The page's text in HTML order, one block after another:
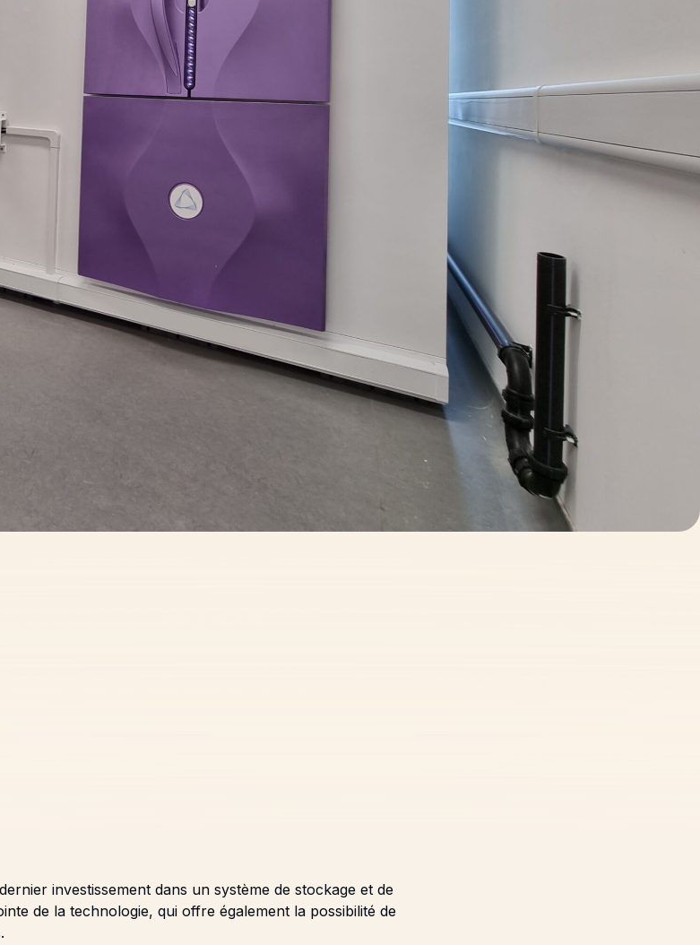
investissement dans un système de stockage et de
de la technologie, qui offre également la possibilité de